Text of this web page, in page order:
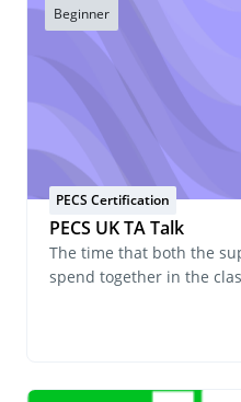
Beginner
PECS Certification
PECS UK TA Talk
The time that both the
spend together in the
is responsible for
related disabilities on a